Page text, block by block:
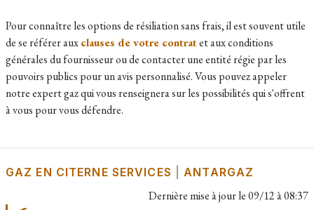
Pour connaître les options de résiliation sans frais, il est souvent utile
de se référer auxclauses de votre contratet aux conditions
générales du fournisseur ou de contacter une entité régie par les
pouvoirs publics pour un avis personnalisé. Vous pouvez appeler
notre expert gaz qui vous renseignera sur les possibilités qui s'offrent
à vous pour vous défendre.
GAZ EN CITERNE SERVICES |ANTARGAZ
Dernière mise à jour le09/12 à 08:37